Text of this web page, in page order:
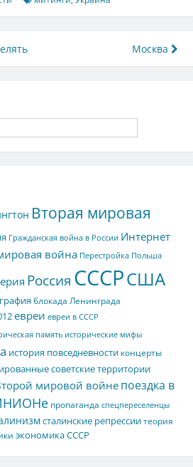
Москва
Вторая мировая
Гражданская война в России Интернет
война Перестройка Польша
Россия СССРСША
блокада Ленинграда
евреи евреи в СССР
память исторические мифы
история повседневности концерты
советские территории
мировой войнепоездка в
пропаганда спецпереселенцы
сталинские репрессиитеория
экономика СССР